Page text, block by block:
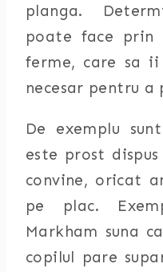
planga.
poate face prin
ferme, care sa
necesar pentru a
De exemplu
este prost
convine, oricat
pe plac.
Markham suna
copilul pare